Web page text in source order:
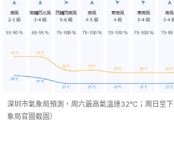
深圳市氣象局預測，周六最高氣溫達32℃；周日至
象局官圖截圖）